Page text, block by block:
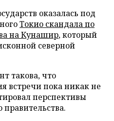
оказалась под
Токио скандала по
на Кунашир, который
северной
такова, что
встречи пока никак не
перспективы
правительства.